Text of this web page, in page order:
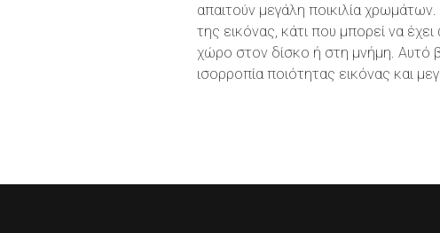
απαιτούν μεγάλη ποικιλία
της εικόνας, κάτι που μπορεί να
χώρο στον δίσκο ή στη μνήμη. Αυτό
ισορροπία ποιότητας εικόνας και